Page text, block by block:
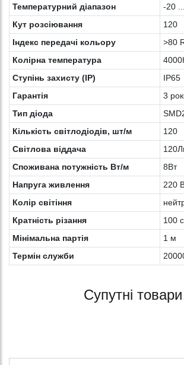
Температурний діапазон
-20
Кут розсіювання
120
Індекс передачі кольору
>80
Колірна температура
Ступінь захисту (IP)
IP65
Гарантія
3
Тип діода
Кількість світлодіодів, шт/м
120
Світлова віддача
Споживана потужність Вт/м
8Вт
Напруга живлення
220
Колір світіння
Кратність різання
100
Мінімальна партія
1 м
Термін служби
Супутні товари